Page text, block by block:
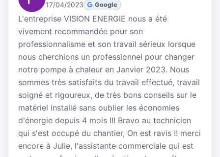
17/04/2023 Google
L'entreprise VISION ENERGIE nous a été
vivement recommandée pour son
professionnalisme et son travail sérieux lorsque
nous cherchions un professionnel pour changer
notre pompe à chaleur en Janvier 2023. Nous
sommes très satisfaits du travail effectué, travail
soigné et rigoureux, de très bons conseils sur le
matériel installé sans oublier les économies
d'énergie depuis 4 mois !!! Bravo au technicien
qui s'est occupé du chantier, On est ravis !! merci
encore à Julie, l'assistante commerciale qui est